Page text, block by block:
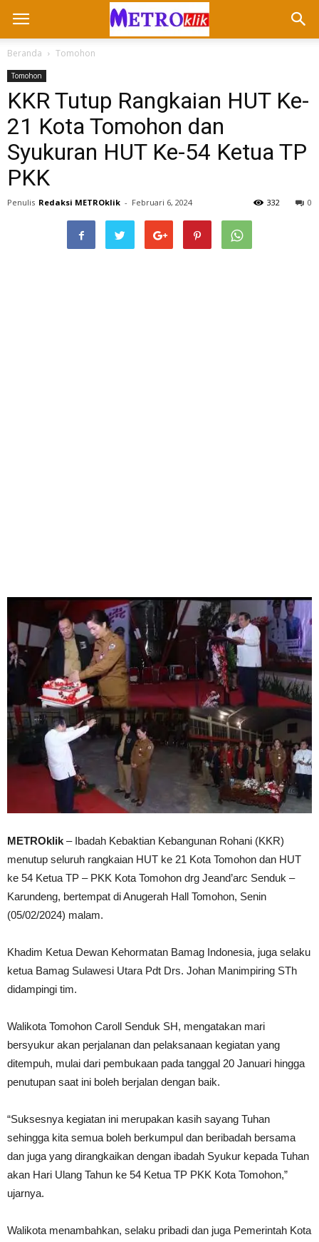
Beranda Tomohon
Tomohon
KKR Tutup Rangkaian HUT Ke-
21 Kota Tomohon dan
Syukuran HUT Ke-54 Ketua TP
PKK
Penulis Redaksi METROklik - Februari 6, 2024 0
332
METROklik – Ibadah Kebaktian Kebangunan Rohani (KKR)
menutup seluruh rangkaian HUT ke 21 Kota Tomohon dan HUT
ke 54 Ketua TP – PKK Kota Tomohon drg Jeand’arc Senduk –
Karundeng, bertempat di Anugerah Hall Tomohon, Senin
(05/02/2024) malam.
Khadim Ketua Dewan Kehormatan Bamag Indonesia, juga selaku
ketua Bamag Sulawesi Utara Pdt Drs. Johan Manimpiring STh
didampingi tim.
Walikota Tomohon Caroll Senduk SH, mengatakan mari
bersyukur akan perjalanan dan pelaksanaan kegiatan yang
ditempuh, mulai dari pembukaan pada tanggal 20 Januari hingga
penutupan saat ini boleh berjalan dengan baik.
“Suksesnya kegiatan ini merupakan kasih sayang Tuhan
sehingga kita semua boleh berkumpul dan beribadah bersama
dan juga yang dirangkaikan dengan ibadah Syukur kepada Tuhan
akan Hari Ulang Tahun ke 54 Ketua TP PKK Kota Tomohon,”
ujarnya.
Walikota menambahkan, selaku pribadi dan juga Pemerintah Kota